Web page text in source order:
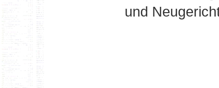
und